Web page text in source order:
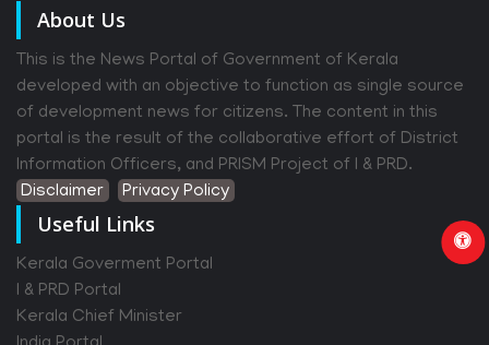
About Us
This is the News Portal of Government of Kerala
developed with an objective to function as single source
of development news for citizens. The content in this
portal is the result of the collaborative effort of District
Information Officers, and PRISM Project of I & PRD.
Disclaimer
Privacy Policy
Useful Links
Kerala Goverment Portal
I & PRD Portal
Kerala Chief Minister